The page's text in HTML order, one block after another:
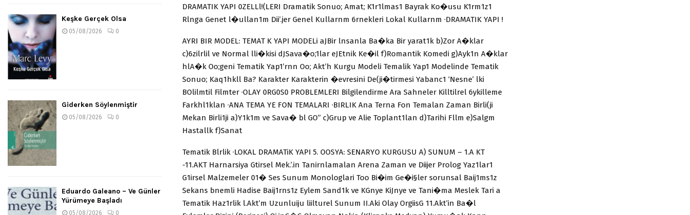
DRAMATIK YAPI 0ZELLl!(LERI Dramatik Sonuo; Amat; K1r1lmas1 Bayrak Ko�usu K1rm1z1
Rlnga Genet l�ullan1m Dii’.jer Genel Kullarnm 6rnekleri Lokal Kullarnm ·DRAMATIK YAPI !
AYRI BIR MODEL: TEMAT K YAPI MODELi aJBir lnsanla Ba�ka Bir yarat1k b)Zor A�klar
c)6zilrlil ve Normal lli�kisi dJSava�o;1lar eJEtnik Ke�il f)Romantik Komedi g)Ayk1n A�klar
hlA�k Oo;geni Tematik Yap1’rnn Oo; Akt’h Kurgu Modeli Temalik Yap1 Modelinde Tematik
Sonuo; Kaq1hkll Ba? Karakter Karakterin �evresini De(ji�tirmesi Yabanc1 ‘Nesne’ lki
BOlilmtil Filmter ·OLAY 0RG0S0 PROBLEMLERI Bilgilendirme Ara Sahneler Killtilrel 6ykilleme
Farkhl1klan ·ANA TEMA YE FON TEMALARI ·BIRLIK Ana Terna Fon Temalan Zaman Birli(ji
Mekan Birli1ji a)Y1k1m ve Sava� bl GO” c)Grup ve Alie Toplant1lan d)Tarihi Fllm e)Salgm
Hastallk f)Sanat
Tematik Blrlik ·LOKAL DRAMATiK YAPI 5. OOSYA: SENARYO KURGUSU A) SUNUM – 1.A KT
-11.AKT Harnarsiya Gtirsel Mek.’.in Tanirnlamalan Arena Zaman ve Diijer Prolog Yaz1lar1
G1irsel Malzemeler 01� Ses Sunum Monologlari Too Bi�im Ge�i§ler sorunsal Baij1ms1z
Sekans bnemli Hadise Baij1rns1z Eylem Sand1k ve KGnye KiJnye ve Tani�ma Meslek Tari a
Tematik Haz1rlik l.Akt’m Uzunluiju liilturel Sunum II.Aki Olay OrgiisG 11.Akt’in Ba�l
Keşke Gerçek Olsa
05/08/2026 0
Giderken Söylenmiştir
05/08/2026 0
Eduardo Galeano – Ve Günler
Yürümeye Başladı
05/08/2026 0